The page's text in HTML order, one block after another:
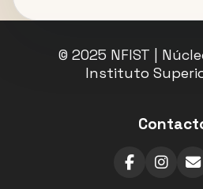
© 2025 NFIST |
Instituto